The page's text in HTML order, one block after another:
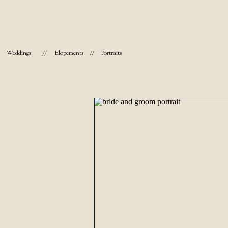
Portraits
//
Elopements
//
Weddings